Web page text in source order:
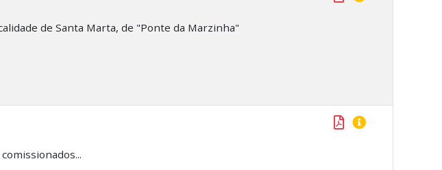
de Santa Marta, de "Ponte da Marzinha"